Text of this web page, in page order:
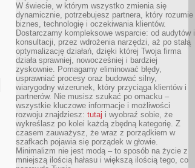
W świecie, w którym wszystko zmienia się
dynamicznie, potrzebujesz partnera, który rozumie
biznes, technologię i oczekiwania klientów.
Dostarczamy kompleksowe wsparcie: od audytów i
konsultacji, przez wdrożenia narzędzi, aż po stałą
optymalizację działań, dzięki której Twoja firma
działa sprawniej, nowocześniej i bardziej
zyskownie. Pomagamy eliminować błędy,
usprawniać procesy oraz budować silny,
wiarygodny wizerunek, który przyciąga klientów i
partnerów. Nie musisz szukać po omacku –
wszystkie kluczowe informacje i możliwości
rozwoju znajdziesz: tutaj i wyobraź sobie, że
wykreślasz po kolei każdą zbędną kategorię. Z
czasem zauważysz, że wraz z porządkiem w
szafkach pojawia się porządek w głowie.
Minimalizm nie jest modą – to sposób na życie z
mniejszą ilością hałasu i większą ilością tego, co